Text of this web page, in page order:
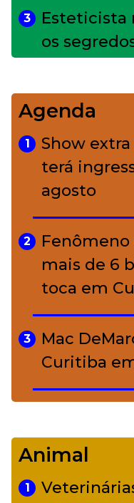
3
Esteticista
os
4
Bolsas de
charme
A ciência
função de
Agenda
1
Show
terá
agosto
2
Fenômeno
mais de 6
toca em
3
Mac
Curitiba
Camerata
diverso a
Animal
1